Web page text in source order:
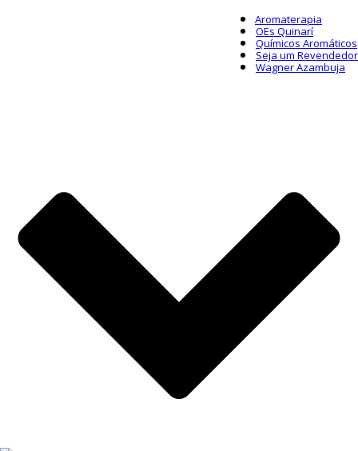
Aromaterapia
OEs Quinarí
Químicos Aromáticos
Seja um Revendedor
Wagner Azambuja